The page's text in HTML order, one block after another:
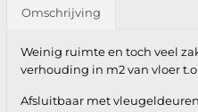
Omschrijving
Weinig ruimte en toch veel
verhouding in m2 van vloer
Afsluitbaar met